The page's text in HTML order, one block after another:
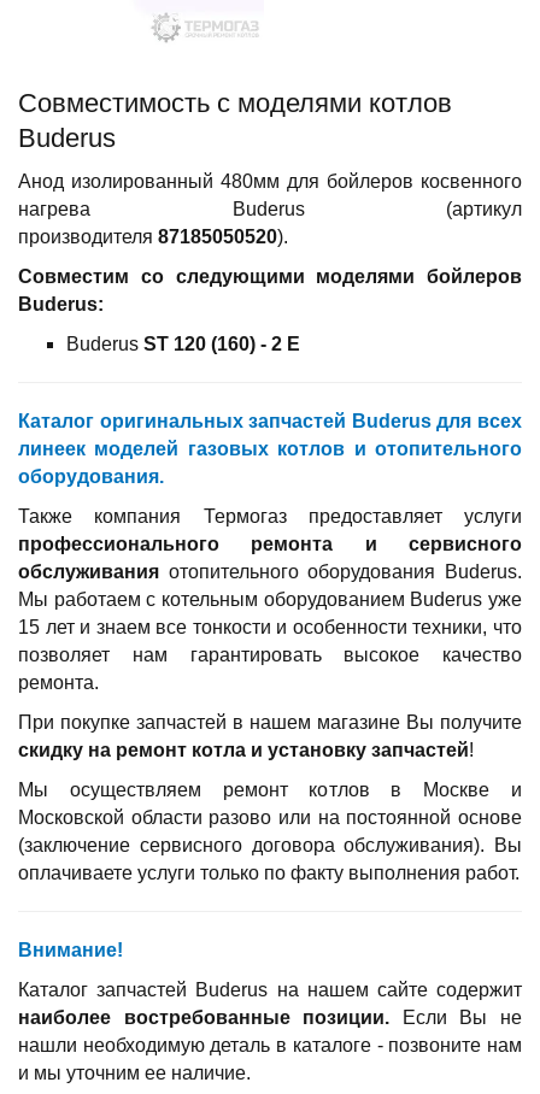
Совместимость c моделями котлов
Buderus
Анод изолированный 480мм для бойлеров косвенного
нагрева Buderus (артикул
производителя 87185050520).
Совместим со следующими моделями бойлеров
Buderus:
Buderus ST 120 (160) - 2 E
Каталог оригинальных запчастей Buderus для всех
линеек моделей газовых котлов и отопительного
оборудования.
Также компания Термогаз предоставляет услуги
профессионального ремонта и сервисного
обслуживания отопительного оборудования Buderus.
Мы работаем с котельным оборудованием Buderus уже
15 лет и знаем все тонкости и особенности техники, что
позволяет нам гарантировать высокое качество
ремонта.
При покупке запчастей в нашем магазине Вы получите
скидку на ремонт котла и установку запчастей!
Мы осуществляем ремонт котлов в Москве и
Московской области разово или на постоянной основе
(заключение сервисного договора обслуживания). Вы
оплачиваете услуги только по факту выполнения работ.
Внимание!
Каталог запчастей Buderus на нашем сайте содержит
наиболее востребованные позиции.
Если Вы не
нашли необходимую деталь в каталоге - позвоните нам
и мы уточним ее наличие.